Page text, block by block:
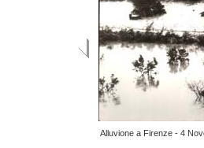
Alluvione a Firenze - 4